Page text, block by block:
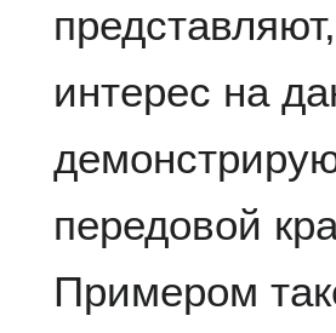
интерес на
передовой
Примером